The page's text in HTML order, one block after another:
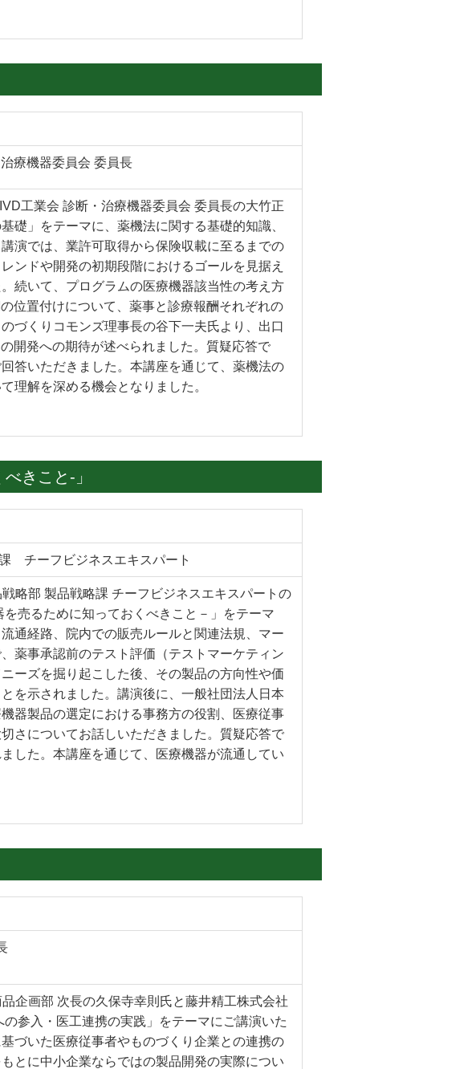
療機器委員会 委員長
工業会 診断・治療機器委員会 委員長の大竹正
礎」をテーマに、薬機法に関する基礎的知識、
演では、業許可取得から保険収載に至るまでの
ンドや開発の初期段階におけるゴールを見据え
続いて、プログラムの医療機器該当性の考え方
位置付けについて、薬事と診療報酬それぞれの
づくりコモンズ理事長の谷下一夫氏より、出口
開発への期待が述べられました。質疑応答で
答いただきました。本講座を通じて、薬機法の
理解を深める機会となりました。
きこと-」
チーフビジネスエキスパート
略部 製品戦略課 チーフビジネスエキスパートの
売るために知っておくべきこと－」をテーマ
通経路、院内での販売ルールと関連法規、マー
薬事承認前のテスト評価（テストマーケティン
ーズを掘り起こした後、その製品の方向性や価
を示されました。講演後に、一般社団法人日本
器製品の選定における事務方の役割、医療従事
さについてお話しいただきました。質疑応答で
した。本講座を通じて、医療機器が流通してい
企画部 次長の久保寺幸則氏と藤井精工株式会社
参入・医工連携の実践」をテーマにご講演いた
づいた医療従事者やものづくり企業との連携の
とに中小企業ならではの製品開発の実際につい